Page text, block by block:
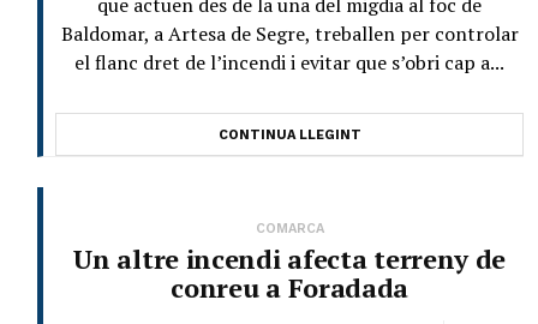
Baldomar, a Artesa de Segre, treballen per controlar
el flanc dret de l’incendi i evitar que s’obri cap a...
CONTINUA LLEGINT
COMARCA
Un altre incendi afecta terreny de
conreu a Foradada